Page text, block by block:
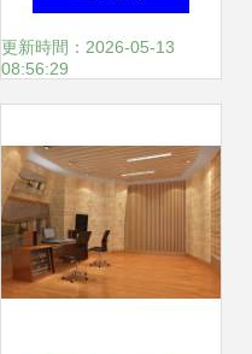
(chǎn)品MF
演繹動畫般夢幻質
(zhì)感
更新時間：2026-05-13
08:56:29